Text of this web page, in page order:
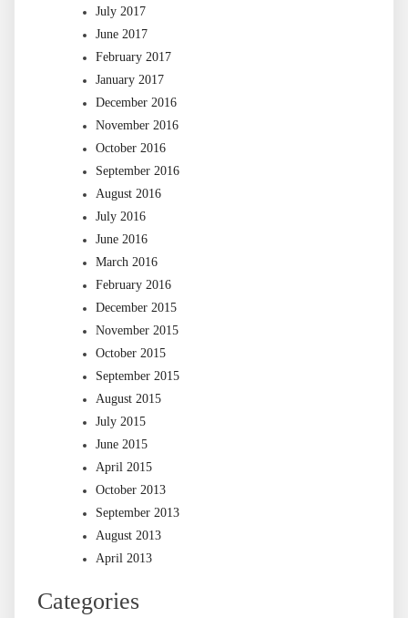
July 2017
June 2017
February 2017
January 2017
December 2016
November 2016
October 2016
September 2016
August 2016
July 2016
June 2016
March 2016
February 2016
December 2015
November 2015
October 2015
September 2015
August 2015
July 2015
June 2015
April 2015
October 2013
September 2013
August 2013
April 2013
Categories